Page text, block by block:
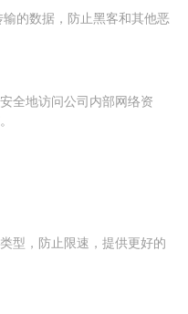
的数据，防止黑客和其他恶
全地访问公司内部网络资
型，防止限速，提供更好的